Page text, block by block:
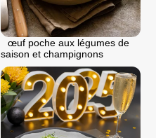
œuf poche aux légumes de
saison et champignons